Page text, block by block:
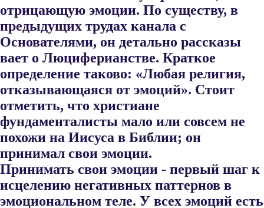
отрицающую эмоции. По существу, в
предыдущих трудах канала с
Основателями, он детально рассказы​
вает о Люциферианстве. Краткое
определение таково: «Любая рели​гия,
отказывающаяся от эмоций». Стоит
отметить, что христиане
фундаменталисты мало или совсем не
похожи на Иисуса в Библии; он
принимал свои эмоции.
Принимать свои эмоции - первый шаг к
исцелению негативных паттернов в
эмоциональном теле. У всех эмоций есть